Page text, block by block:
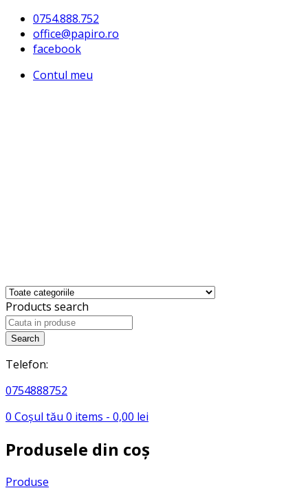
0754.888.752
office@papiro.ro
facebook
Contul meu
Products search
Search
Telefon:
0754888752
0 Coșul tău 0 items - 0,00 lei
Produsele din coș
Produse